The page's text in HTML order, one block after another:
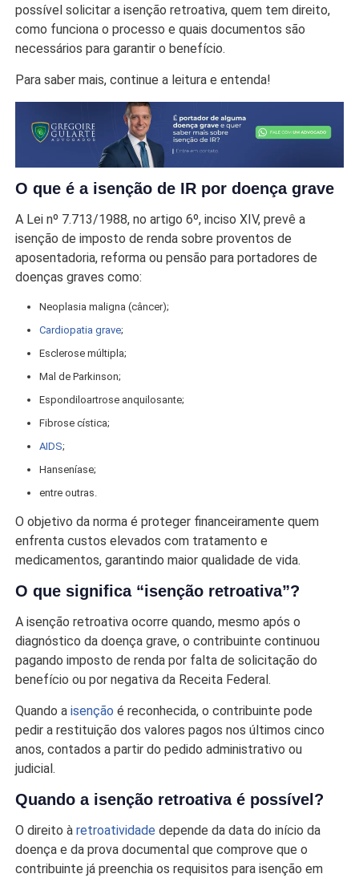
possível solicitar a isenção retroativa, quem tem direito,
como funciona o processo e quais documentos são
necessários para garantir o benefício.
Para saber mais, continue a leitura e entenda!
O que é a isenção de IR por doença grave
A Lei nº 7.713/1988, no artigo 6º, inciso XIV, prevê a
isenção de imposto de renda sobre proventos de
aposentadoria, reforma ou pensão para portadores de
doenças graves como:
Neoplasia maligna (câncer);
Cardiopatia grave;
Esclerose múltipla;
Mal de Parkinson;
Espondiloartrose anquilosante;
Fibrose cística;
AIDS;
Hanseníase;
entre outras.
O objetivo da norma é proteger financeiramente quem
enfrenta custos elevados com tratamento e
medicamentos, garantindo maior qualidade de vida.
O que significa “isenção retroativa”?
A isenção retroativa ocorre quando, mesmo após o
diagnóstico da doença grave, o contribuinte continuou
pagando imposto de renda por falta de solicitação do
benefício ou por negativa da Receita Federal.
Quando aisenção é reconhecida, o contribuinte pode
pedir a restituição dos valores pagos nos últimos cinco
anos, contados a partir do pedido administrativo ou
judicial.
Quando a isenção retroativa é possível?
O direito àretroatividade depende da data do início da
doença e da prova documental que comprove que o
contribuinte já preenchia os requisitos para isenção em